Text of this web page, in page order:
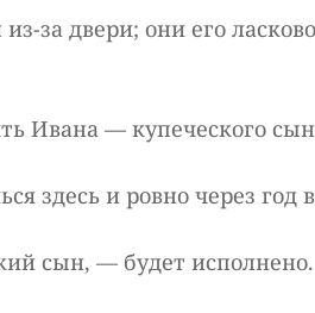
за двери; они его
Ивана — купеческого
здесь и ровно через год
сын, — будет исполнено.